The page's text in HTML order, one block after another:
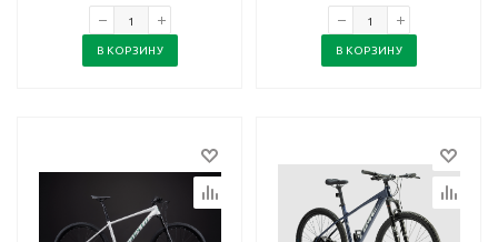
В КОРЗИНУ В КОРЗИНУ